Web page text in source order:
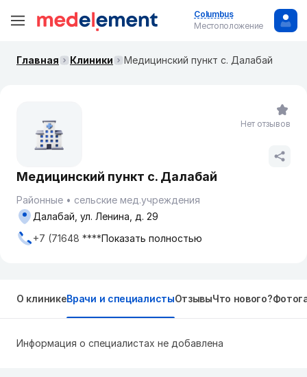
Columbus
Местоположение
Главная Клиники Медицинский пункт с. Далабай
Медицинский пункт с. Далабай
Районные
сельские мед.учреждения
Далабай, ул. Ленина, д. 29
+7 (71648 ****Показать полностью
Нет отзывов
О клиникеВрачи и специалистыОтзывыЧто нового?
Информация о специалистах не добавлена